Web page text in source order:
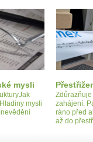
mysli
mysli
zahájení.
ráno před
až do